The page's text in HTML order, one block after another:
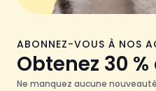
ABONNEZ-VOUS À NOS
Obtenez 30
Ne manquez aucune